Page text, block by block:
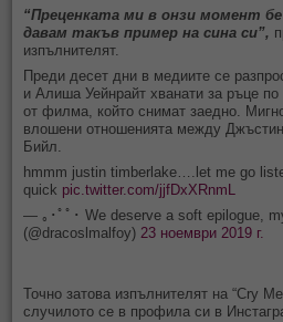
“Преценката ми в онзи момент
давам такъв пример на сина си”,
изпълнителят.
Преди десет дни в медиите се
и Алиша Уейнрайт хванати за ръце
от филма, който снимат заедно.
влошени отношенията между
Бийл.
hmmm justin timberlake….let me go
quick pic.twitter.com/jjfDxXRnmL
— ｡･ﾟﾟ･ We deserve a soft epilogue,
(@dracoslmalfoy)23 ноември 2019 г.
Точно затова изпълнителят на “Cry
случилото се в профила си в